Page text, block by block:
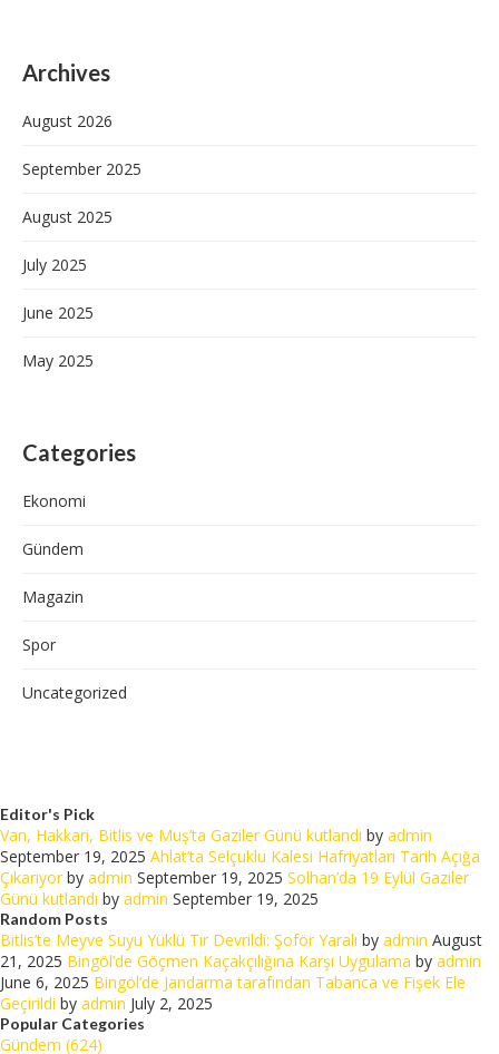
Archives
August 2026
September 2025
August 2025
July 2025
June 2025
May 2025
Categories
Ekonomi
Gündem
Magazin
Spor
Uncategorized
Editor's Pick
Van, Hakkari, Bitlis ve Muş’ta Gaziler Günü kutlandı by admin
September 19, 2025 Ahlat’ta Selçuklu Kalesi Hafriyatları Tarih Açığa
Çıkarıyorby admin September 19, 2025 Solhan’da 19 Eylül Gaziler
Günü kutlandı by admin September 19, 2025
Random Posts
Bitlis’te Meyve Suyu Yüklü Tır Devrildi: Şoför Yaralı by admin August
21, 2025 Bingöl’de Göçmen Kaçakçılığına Karşı Uygulama by admin
June 6, 2025 Bingöl’de Jandarma tarafından Tabanca ve Fişek Ele
Geçirildi by admin July 2, 2025
Popular Categories
Gündem (624)